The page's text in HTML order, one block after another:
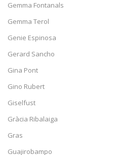
Gemma Fontanals
Gemma Terol
Genie Espinosa
Gerard Sancho
Gina Pont
Gino Rubert
Giselfust
Gràcia Ribalaiga
Gras
Guajirobampo